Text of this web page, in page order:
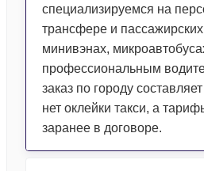
специализируемся на
трансфере и
минивэнах,
профессиональным
заказ по городу
нет оклейки такси, а
заранее в договоре.